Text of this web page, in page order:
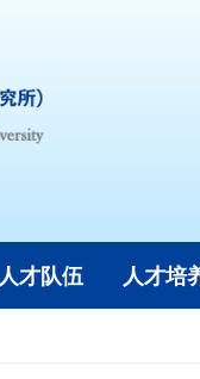
人才队伍 人才培